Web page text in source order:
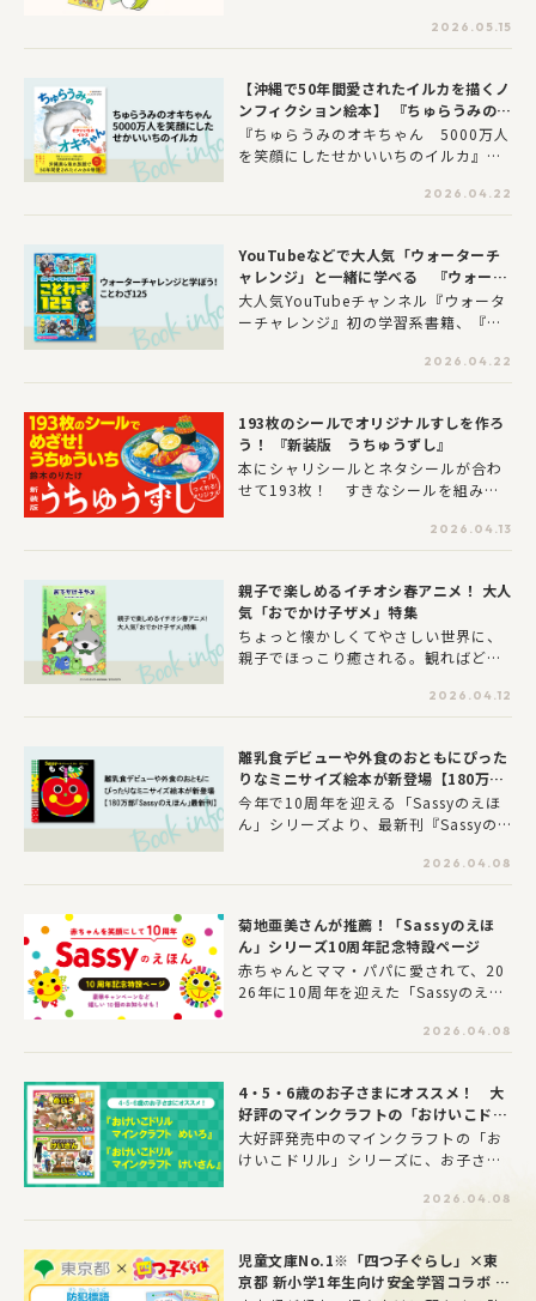
『じんせいさいしょのあいうえお』が
遊べるアイテムになって登場！勉強と
いたり。 親子の愛おしい時間の中に、
ひらがながある。 そんな新しい学びの
カタチをご提案します。
2026.05.15
【沖縄で50年間愛されたイルカを描くノ
ンフィクション絵本】 『ちゅらうみのオ
キちゃん 5000万人を笑顔にしたせか
いいちのイルカ』発売
『ちゅらうみのオキちゃん 5000万人
を笑顔にしたせかいいちのイルカ』
0年間にわたって、現役でイルカショー
での活躍を続け、日本中、世界中の50
顔を届け続けたミナミバンドウイルカ
の「オキちゃん」を主人公にしたノン
フィクション絵本です。オキちゃんは2
025年に来館50周年を迎え、世界最長
に惜しくも亡くなってしまいました。
る生涯と、オキちゃんを支えた人々の
愛にあふれた物語です。オキちゃんの
好物や得意技にはじまり、仲間のイル
カたちとのエピソード、愛娘サミへの
あたたかな眼差し、水族館スタッフ、
そして観客たちとの関わりを描いてい
2026.04.22
YouTubeなどで大人気「ウォーターチ
ャレンジ」と一緒に学べる 『ウォータ
ーチャレンジと学ぼう! ことわざ125』
本日発売！
大人気YouTubeチャンネル『ウォータ
ーチャレンジ』初の学習系書籍、『ウ
わざ125』が4月22日に発売！2026.04.22
193枚のシールでオリジナルすしを作ろ
う！ 『新装版 うちゅうずし』
本にシャリシールとネタシールが合わ
せて193枚！ すきなシールを組み合
どんな組み合わせでもOK！ 物語に合
わせた寿司をどんどん作っていくと、
ぞ。
2026.04.13
親子で楽しめるイチオシ春アニメ！ 大人
気「おでかけ子ザメ」特集
ちょっと懐かしくてやさしい世界に、
親子でほっこり癒される。観ればどこ
んな素敵な作品といっしょに過ごして
みませんか？SNSを中心に話題とな
人気アニメ『おでかけ子ザメ』。4月1
2日より、待望の続編であるアニメ『お
でかけ子ザメ』シーズン2が放送・配信
開始！
2026.04.12
離乳食デビューや外食のおともにぴった
りなミニサイズ絵本が新登場【180万部
「Sassyのえほん」最新刊】
今年で10周年を迎える「Sassyのえほ
ん」シリーズより、最新刊『Sassyの
ぐ』が2026年4月8日（水）に発売！
さらに、本作品の発売を記念して、あ
画」も新登場。絵本とうた動画で、あ
かちゃんとのおでかけや食事の時間が
楽しくなります！
2026.04.08
菊地亜美さんが推薦！「Sassyのえほ
ん」シリーズ10周年記念特設ページ
赤ちゃんとママ・パパに愛されて、20
26年に10周年を迎えた「Sassyのえほ
て、10個のニュースをお届けします♪
2026.04.08
4・5・6歳のお子さまにオススメ！ 大
好評のマインクラフトの「おけいこドリ
ル」シリーズから「めいろ」「けいさ
ん」の2冊が新登場！
大好評発売中のマインクラフトの「お
けいこドリル」シリーズに、お子さま
く2冊が加わりました。このドリルは、
小学校のすべての学習の基本となる、
などを、バランスよく養うことができ
ます。マイクラ好きのお子さまが、迷
2026.04.08
児童文庫No.1※「四つ子ぐらし」×東
京都 新小学1年生向け安全学習コラボ ス